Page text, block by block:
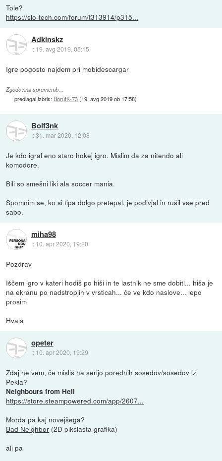
Tole?
https://slo-tech.com/forum/t313914/p315...
Adkinskz
:: 19. avg 2019, 05:15
Igre pogosto najdem pri mobidescargar
Zgodovina sprememb…
predlagal izbris: BorutK-73(19. avg 2019 ob 17:58)
Bolf3nk
::31. mar 2020, 12:08
Je kdo igral eno staro hokej igro. Mislim da za nitendo ali
komodore.
Bili so smešni liki ala soccer mania.
Spomnim se, ko si tipa dolgo pretepal, je podivjal in rušil vse pred
sabo.
miha98
:: 10. apr 2020, 19:20
Pozdrav
Iščem igro v kateri hodiš po hiši in te lastnik ne sme dobiti... hiša je
na ekranu po nadstropjih v vrsticah... če ve kdo naslove... lepo
prosim
Hvala
opeter
:: 10. apr 2020, 19:29
Zdaj ne vem, če misliš na serijo porednih sosedov/sosedov iz
Pekla?
Neighbours from Hell
https://store.steampowered.com/app/2607...
Morda pa kaj novejšega?
Bad Neighbor (2D pikslasta grafika)
ali pa